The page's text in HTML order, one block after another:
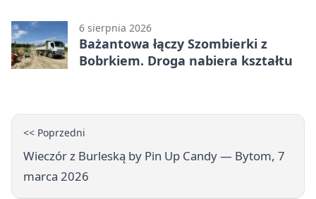
6 sierpnia 2026
Bażantowa łączy Szombierki z
Bobrkiem. Droga nabiera kształtu
<< Poprzedni
Wieczór z Burleską by Pin Up Candy — Bytom, 7
marca 2026